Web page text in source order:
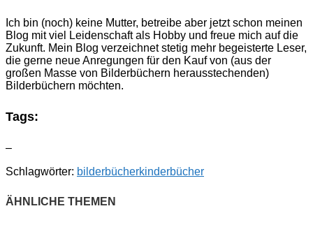
Ich bin (noch) keine Mutter, betreibe aber jetzt schon meinen
Blog mit viel Leidenschaft als Hobby und freue mich auf die
Zukunft. Mein Blog verzeichnet stetig mehr begeisterte Leser,
die gerne neue Anregungen für den Kauf von (aus der
großen Masse von Bilderbüchern herausstechenden)
Bilderbüchern möchten.
Tags:
–
Schlagwörter: bilderbücherkinderbücher